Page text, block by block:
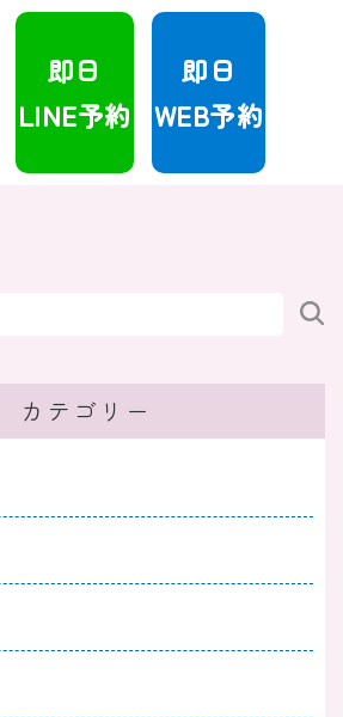
即日
LINE予約
即日
WEB予約
カテゴリー